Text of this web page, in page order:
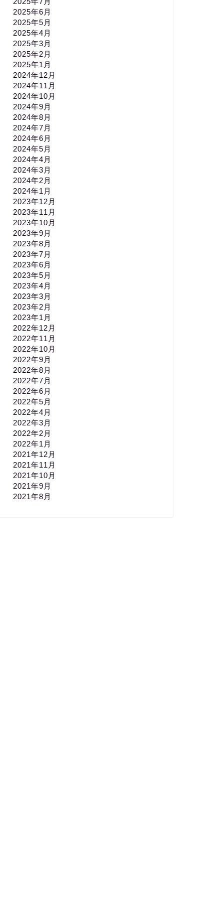
2025年6月
2025年5月
2025年4月
2025年3月
2025年2月
2025年1月
2024年12月
2024年11月
2024年10月
2024年9月
2024年8月
2024年7月
2024年6月
2024年5月
2024年4月
2024年3月
2024年2月
2024年1月
2023年12月
2023年11月
2023年10月
2023年9月
2023年8月
2023年7月
2023年6月
2023年5月
2023年4月
2023年3月
2023年2月
2023年1月
2022年12月
2022年11月
2022年10月
2022年9月
2022年8月
2022年7月
2022年6月
2022年5月
2022年4月
2022年3月
2022年2月
2022年1月
2021年12月
2021年11月
2021年10月
2021年9月
2021年8月